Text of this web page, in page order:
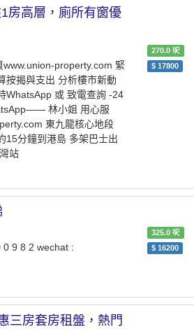
房高層，廁所有窗優
270.0呎
$ 17800
property.com 緊
按揭與支出 ︎分析樓市新動
WhatsApp 或 致電查詢 -️24
林小姐 用心服
東九龍核心地段
15分鐘到港島 ️多架巴士出
站
325.0呎
$ 16200
0 9 8 2 wechat :
三房套房租盤，熱門